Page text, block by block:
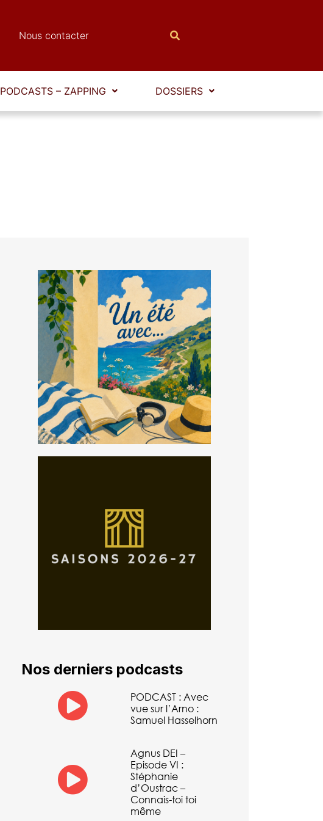
Nous contacter
PODCASTS – ZAPPING DOSSIERS
Nos derniers podcasts
PODCAST : Avec
vue sur l’Arno :
Samuel Hasselhorn
Agnus DEI –
Episode VI :
Stéphanie
d’Oustrac –
Connais-toi toi
même